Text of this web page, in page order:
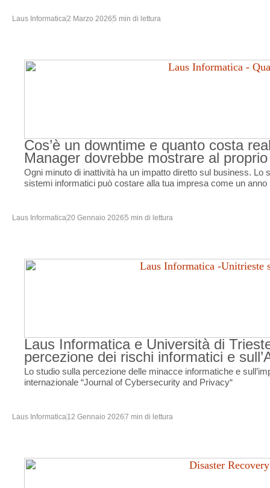
Laus Informatica2 Marzo 20265 min di lettura
Cos’è un downtime e quanto costa
Manager dovrebbe mostrare al
Ogni minuto di inattività ha un impatto diretto sul business.
sistemi informatici può costare alla tua impresa come un
Laus Informatica20 Gennaio 20265 min di lettura
Laus Informatica e Università di
percezione dei rischi informatici e
Lo studio sulla percezione delle minacce informatiche e
internazionale “Journal of Cybersecurity and Privacy“
Laus Informatica12 Gennaio 20267 min di lettura